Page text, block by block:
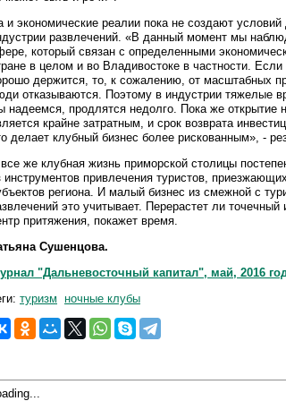
и экономические реалии пока не создают условий
развлечений. «В данный момент мы
который связан с определенными
в целом и во Владивостоке в частности.
держится, то, к сожалению, от масштабных
отказываются. Поэтому в индустрии тяжелые
надеемся, продлятся недолго. Пока же открытие
крайне затратным, и срок возврата
делает клубный бизнес более рискованным», -
же клубная жизнь приморской столицы
инструментов привлечения туристов,
региона. И малый бизнес из смежной с
это учитывает. Перерастет ли точечный
притяжения, покажет время.
Сушенцова.
"Дальневосточный капитал", май, 2016
туризм ночные клубы